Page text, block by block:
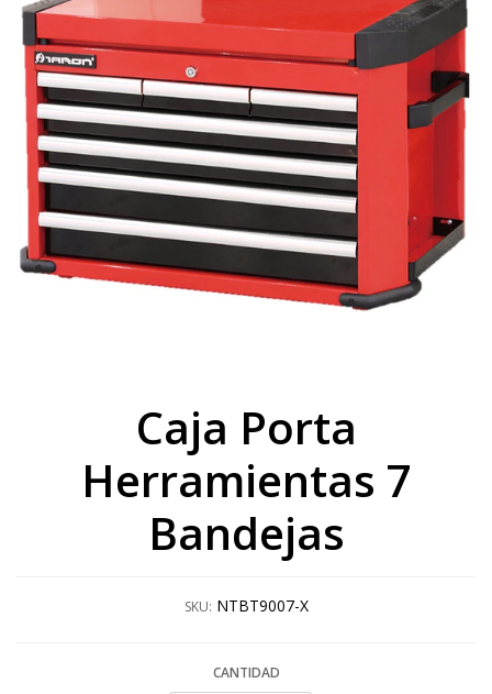
Caja Porta
Herramientas 7
Bandejas
SKU: NTBT9007-X
CANTIDAD